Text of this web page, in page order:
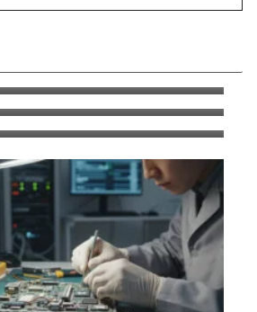
近で新しいデバイスから
ましたか？"という引っか
今の自分を助けてくれる瞬
り替え Becky2 メール 設定